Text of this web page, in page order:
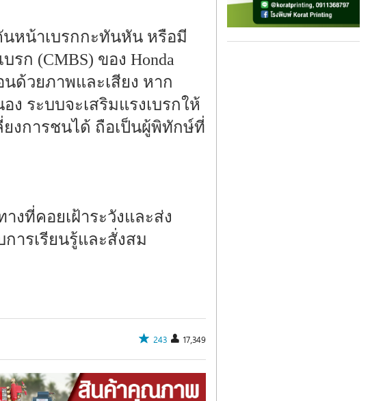
หน้าเบรกกะทันหัน หรือมี
ก (CMBS) ของ Honda
นด้วยภาพและเสียง หาก
ระบบจะเสริมแรงเบรกให้
งการชนได้ ถือเป็นผู้พิทักษ์ที่
งที่คอยเฝ้าระวังและส่ง
ารเรียนรู้และสั่งสม
243 17,349